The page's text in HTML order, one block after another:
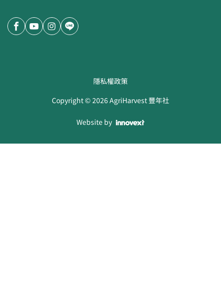
隱私權政策
Copyright ©2026AgriHarvest 豐年社
Website by